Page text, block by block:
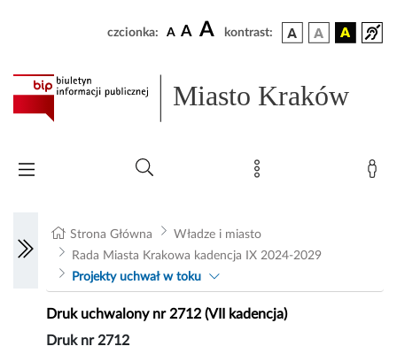
czcionka: A A A kontrast:
Miasto Kraków
Strona Główna
Władze i miasto
Rada Miasta Krakowa kadencja IX 2024-2029
Projekty uchwał w toku
Druk uchwalony nr 2712 (VII kadencja)
Druk nr 2712